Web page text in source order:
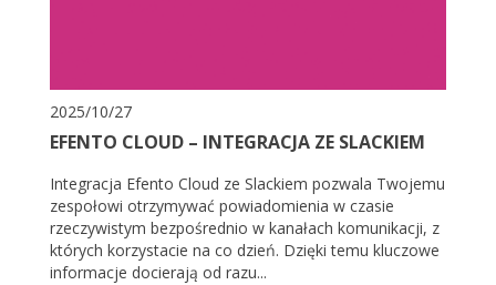
2025/10/27
EFENTO CLOUD – INTEGRACJA ZE SLACKIEM
Integracja Efento Cloud ze Slackiem pozwala Twojemu
zespołowi otrzymywać powiadomienia w czasie
rzeczywistym bezpośrednio w kanałach komunikacji, z
których korzystacie na co dzień. Dzięki temu kluczowe
informacje docierają od razu...